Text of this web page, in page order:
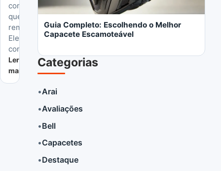
com
queixeira
removível.
Ele
combina...
Ler
mais
Guia Completo: Escolhendo o Melhor
Capacete Escamoteável
LER MAIS
Categorias
•Arai
•Avaliações
•Bell
•Capacetes
•Destaque